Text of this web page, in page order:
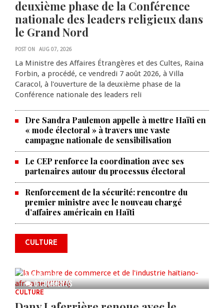
deuxième phase de la Conférence
nationale des leaders religieux dans
le Grand Nord
POST ON AUG 07, 2026
La Ministre des Affaires Étrangères et des Cultes, Raina
Forbin, a procédé, ce vendredi 7 août 2026, à Villa
Caracol, à l'ouverture de la deuxième phase de la
Conférence nationale des leaders reli
Dre Sandra Paulemon appelle à mettre Haïti en
« mode électoral » à travers une vaste
campagne nationale de sensibilisation
Le CEP renforce la coordination avec ses
partenaires autour du processus électoral
Renforcement de la sécurité: rencontre du
premier ministre avec le nouveau chargé
d’affaires américain en Haïti
CULTURE
0 COMMENTS
La Chambre de commerce et de
l'industrie haïtiano-africaine
annonce des activités pour
commémorer le 235e
anniversaire de la cérémonie du
AUG 05, 2026
CULTURE